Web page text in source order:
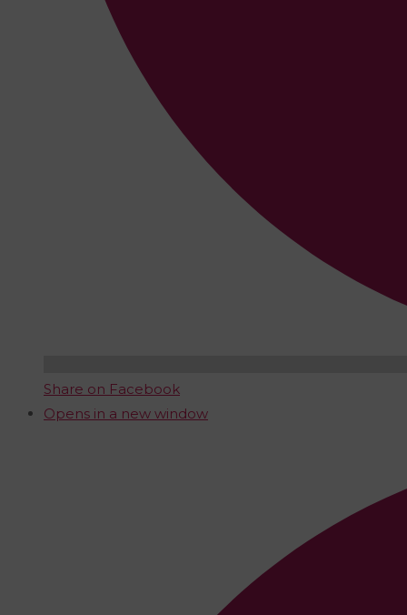
Share on Facebook
Opens in a new window